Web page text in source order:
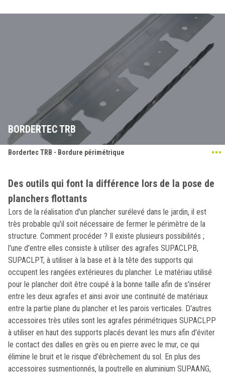
BORDERTEC TRB
Bordertec TRB - Bordure périmétrique
Des outils qui font la différence lors de la pose de
planchers flottants
Lors de la réalisation d'un plancher surélevé dans le jardin, il est
très probable qu'il soit nécessaire de fermer le périmètre de la
structure. Comment procéder ? Il existe plusieurs possibilités ;
l'une d'entre elles consiste à utiliser des agrafes SUPACLPB,
SUPACLPT, à utiliser à la base et à la tête des supports qui
occupent les rangées extérieures du plancher. Le matériau utilisé
pour le plancher doit être coupé à la bonne taille afin de s'insérer
entre les deux agrafes et ainsi avoir une continuité de matériaux
entre la partie plane du plancher et les parois verticales. D'autres
accessoires très utiles sont les agrafes périmétriques SUPACLPP
à utiliser en haut des supports placés devant les murs afin d'éviter
le contact des dalles en grès ou en pierre avec le mur, ce qui
élimine le bruit et le risque d'ébrèchement du sol. En plus des
accessoires susmentionnés, la poutrelle en aluminium SUPAANG,